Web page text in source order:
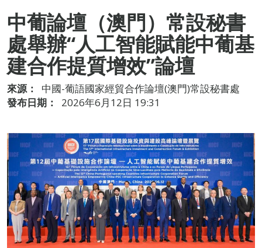
中葡論壇（澳門）常設秘書
處舉辦“人工智能賦能中葡基
建合作提質增效”論壇
來源：
中國-葡語國家經貿合作論壇(澳門)常設秘書處
發布日期：
2026年6月12日 19:31